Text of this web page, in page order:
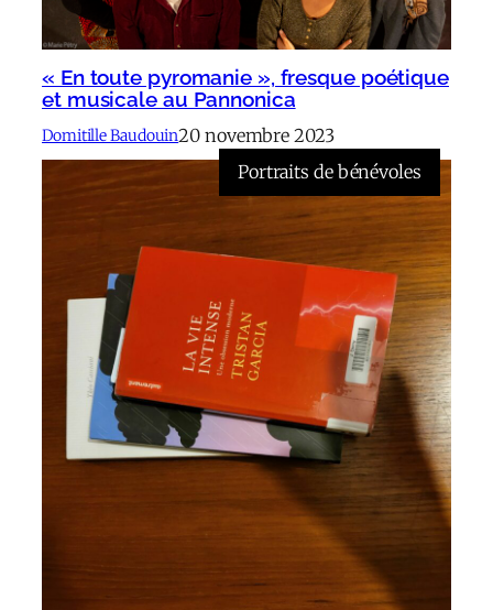
« En toute pyromanie », fresque poétique
et musicale au Pannonica
Domitille Baudouin20 novembre 2023
Portraits de bénévoles